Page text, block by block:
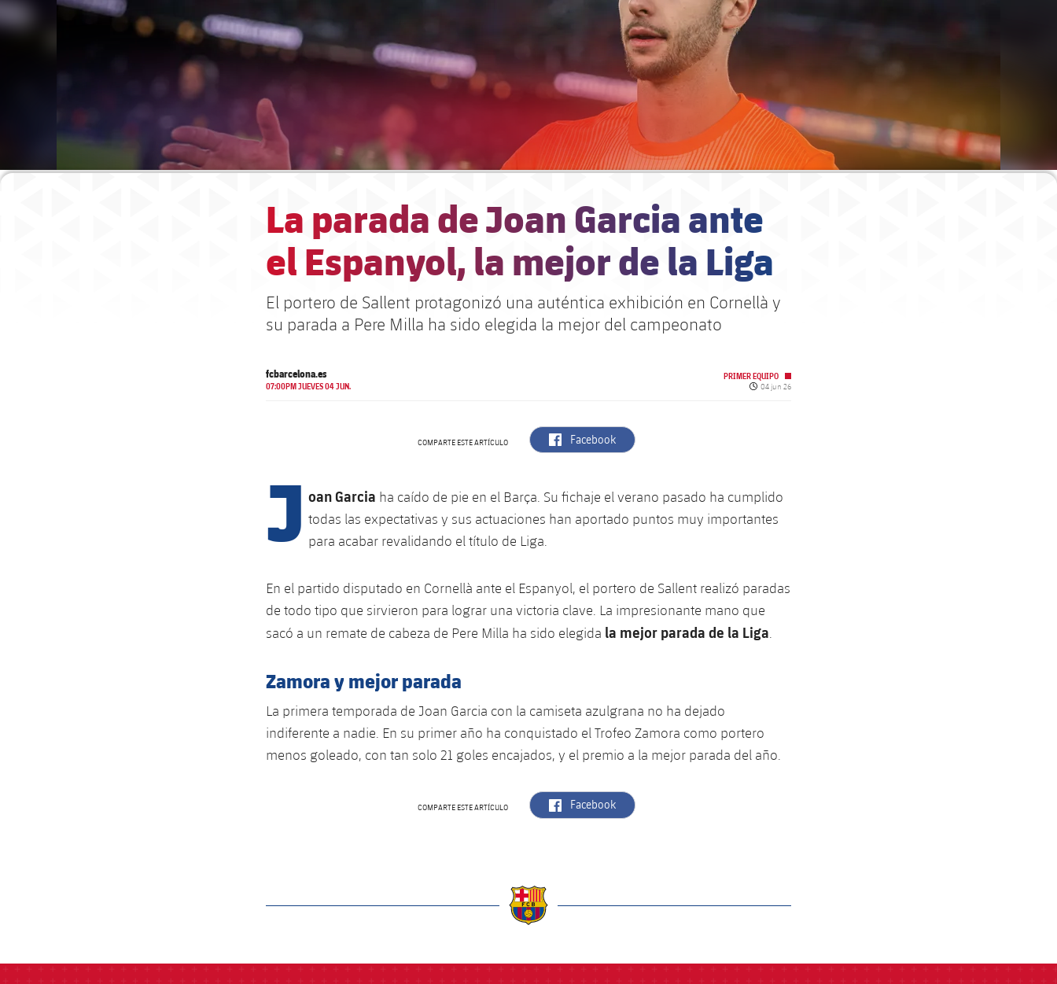
La parada de Joan Garcia ante
el Espanyol, la mejor de la Liga
El portero de Sallent protagonizó una auténtica exhibición en Cornellà y
su parada a Pere Milla ha sido elegida la mejor del campeonato
fcbarcelona.es
07:00PM JUEVES 04 JUN.
PRIMER EQUIPO
Fecha de publicación
04 jun 26
COMPARTE ESTE ARTÍCULO label.aria.facebook
Facebook
J oan Garcia ha caído de pie en el Barça. Su fichaje el verano pasado ha cumplido
todas las expectativas y sus actuaciones han aportado puntos muy importantes
para acabar revalidando el título de Liga.
En el partido disputado en Cornellà ante el Espanyol, el portero de Sallent realizó paradas
de todo tipo que sirvieron para lograr una victoria clave. La impresionante mano que
sacó a un remate de cabeza de Pere Milla ha sido elegida la mejor parada de la Liga.
Zamora y mejor parada
La primera temporada de Joan Garcia con la camiseta azulgrana no ha dejado
indiferente a nadie. En su primer año ha conquistado el Trofeo Zamora como portero
menos goleado, con tan solo 21 goles encajados, y el premio a la mejor parada del año.
COMPARTE ESTE ARTÍCULO label.aria.facebook
Facebook